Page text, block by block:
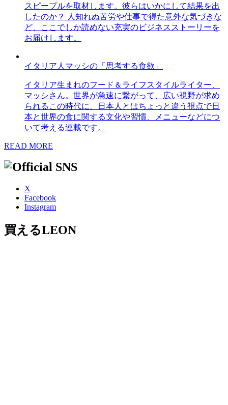
スピープルを取材します。彼らはいかにして結果を出
したのか？ 人知れぬ苦労や仕事で得た意外な気づきな
ど、ここでしか読めない充実のビジネスストーリーを
お届けします。
イタリア人マッシの「思考する食欲」
イタリア生まれのフード＆ライフスタイルライター、
マッシさん。世界が急速に繋がって、広い視野が求め
られるこの時代に、日本人とはちょっと違う視点で日
本と世界の食に関する文化や習慣、メニューなどにつ
いて考える連載です。
READ MORE
X
Facebook
Instagram
買えるLEON